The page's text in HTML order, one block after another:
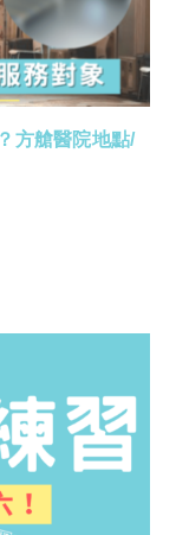
方艙醫院地點/